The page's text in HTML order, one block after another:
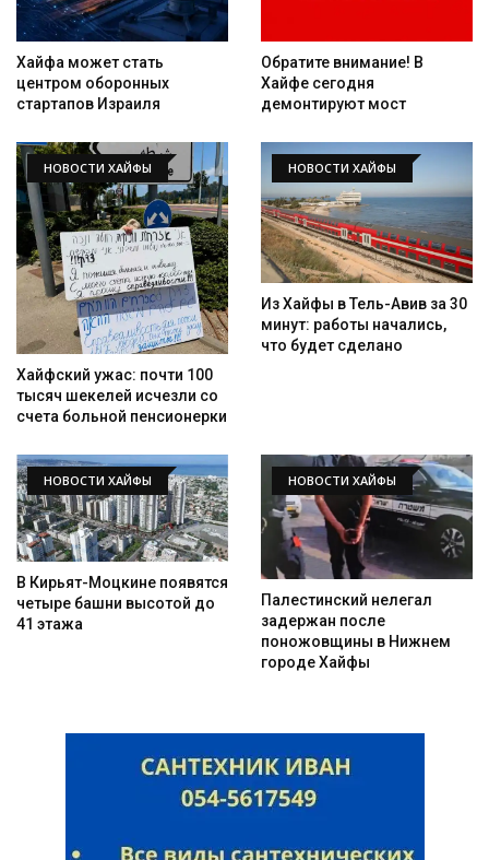
Искать
Хайфа может стать
центром оборонных
стартапов Израиля
Обратите внимание! В
Хайфе сегодня
демонтируют мост
НОВОСТИ ХАЙФЫ
Хайфский ужас: почти 100
тысяч шекелей исчезли со
счета больной пенсионерки
НОВОСТИ ХАЙФЫ
Из Хайфы в Тель-Авив за 30
минут: работы начались,
что будет сделано
НОВОСТИ ХАЙФЫ
В Кирьят-Моцкине появятся
четыре башни высотой до
41 этажа
НОВОСТИ ХАЙФЫ
Палестинский нелегал
задержан после
поножовщины в Нижнем
городе Хайфы